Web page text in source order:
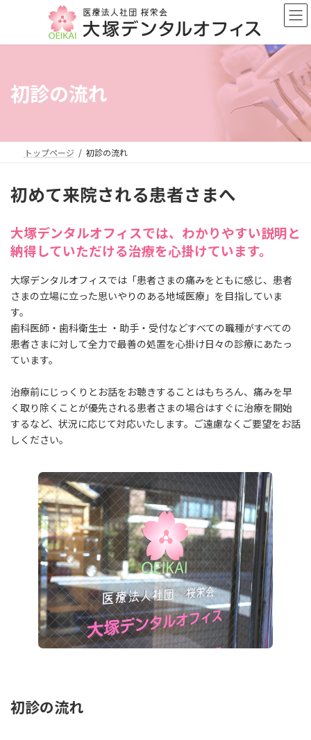
ン
ー
初診の流れ
トップページ 初診の流れ
初めて来院される患者さまへ
大塚デンタルオフィスでは、わかりやすい説明と
納得していただける治療を心掛けています。
大塚デンタルオフィスでは「患者さまの痛みをともに感じ、患者
さまの立場に立った思いやりのある地域医療」を目指していま
す。
歯科医師・歯科衛生士 ・助手・受付などすべての職種がすべての
患者さまに対して全力で最善の処置を心掛け日々の診療にあたっ
ています。
治療前にじっくりとお話をお聴きすることはもちろん、痛みを早
く取り除くことが優先される患者さまの場合はすぐに治療を開始
するなど、状況に応じて対応いたします。ご遠慮なくご要望をお話
しください。
初診の流れ